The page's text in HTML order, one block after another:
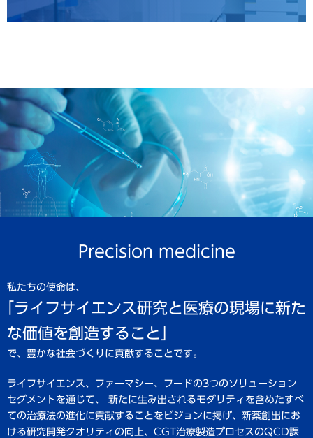
Precision medicine
私たちの使命は、
ライフサイエンス研究と医療の現場に新た
な価値を創造すること」
で、豊かな社会づくりに貢献することです。
ライフサイエンス、ファーマシー、フードの3つのソリューション
セグメントを通じて、 新たに生み出されるモダリティを含めたすべ
ての治療法の進化に貢献することをビジョンに掲げ、 新薬創出にお
ける研究開発クオリティの向上、CGT治療製造プロセスのQCD課